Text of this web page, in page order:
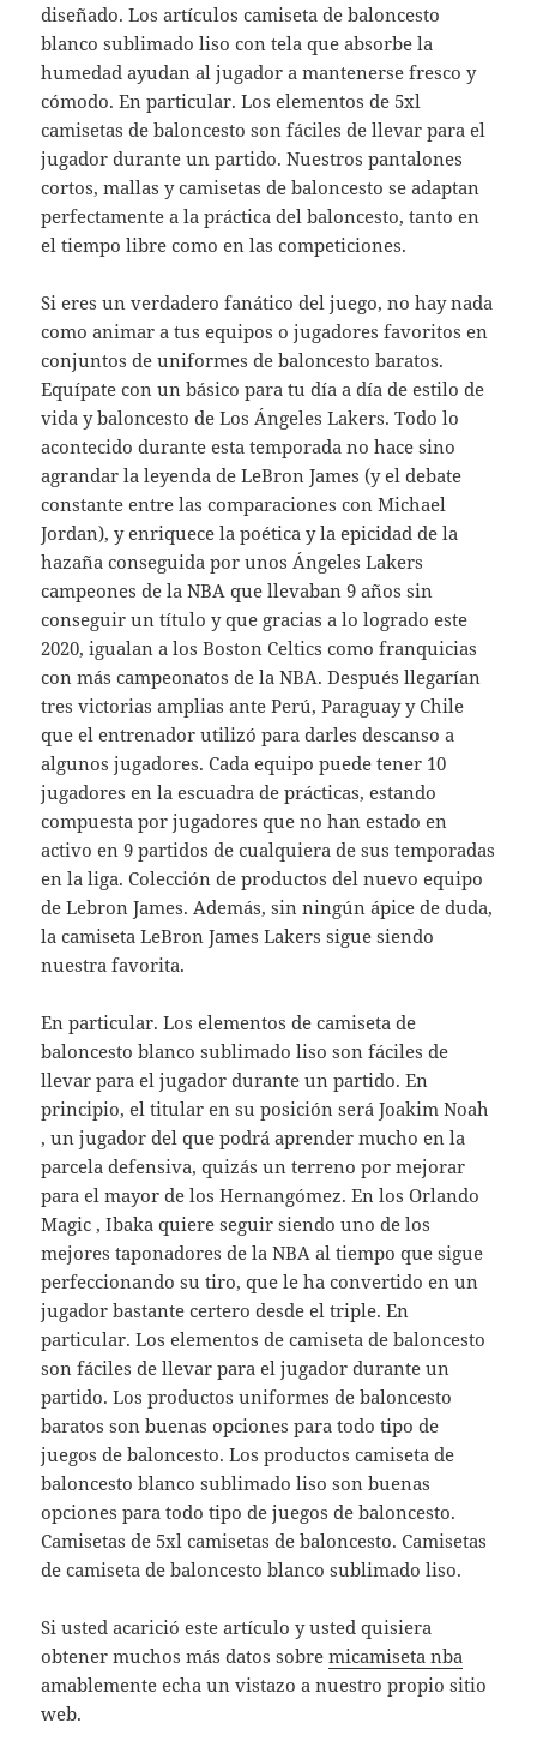
diseñado. Los artículos camiseta de baloncesto
blanco sublimado liso con tela que absorbe la
humedad ayudan al jugador a mantenerse fresco y
cómodo. En particular. Los elementos de 5xl
camisetas de baloncesto son fáciles de llevar para el
jugador durante un partido. Nuestros pantalones
cortos, mallas y camisetas de baloncesto se adaptan
perfectamente a la práctica del baloncesto, tanto en
el tiempo libre como en las competiciones.
Si eres un verdadero fanático del juego, no hay nada
como animar a tus equipos o jugadores favoritos en
conjuntos de uniformes de baloncesto baratos.
Equípate con un básico para tu día a día de estilo de
vida y baloncesto de Los Ángeles Lakers. Todo lo
acontecido durante esta temporada no hace sino
agrandar la leyenda de LeBron James (y el debate
constante entre las comparaciones con Michael
Jordan), y enriquece la poética y la epicidad de la
hazaña conseguida por unos Ángeles Lakers
campeones de la NBA que llevaban 9 años sin
conseguir un título y que gracias a lo logrado este
2020, igualan a los Boston Celtics como franquicias
con más campeonatos de la NBA. Después llegarían
tres victorias amplias ante Perú, Paraguay y Chile
que el entrenador utilizó para darles descanso a
algunos jugadores. Cada equipo puede tener 10
jugadores en la escuadra de prácticas, estando
compuesta por jugadores que no han estado en
activo en 9 partidos de cualquiera de sus temporadas
en la liga. Colección de productos del nuevo equipo
de Lebron James. Además, sin ningún ápice de duda,
la camiseta LeBron James Lakers sigue siendo
nuestra favorita.
En particular. Los elementos de camiseta de
baloncesto blanco sublimado liso son fáciles de
llevar para el jugador durante un partido. En
principio, el titular en su posición será Joakim Noah
, un jugador del que podrá aprender mucho en la
parcela defensiva, quizás un terreno por mejorar
para el mayor de los Hernangómez. En los Orlando
Magic , Ibaka quiere seguir siendo uno de los
mejores taponadores de la NBA al tiempo que sigue
perfeccionando su tiro, que le ha convertido en un
jugador bastante certero desde el triple. En
particular. Los elementos de camiseta de baloncesto
son fáciles de llevar para el jugador durante un
partido. Los productos uniformes de baloncesto
baratos son buenas opciones para todo tipo de
juegos de baloncesto. Los productos camiseta de
baloncesto blanco sublimado liso son buenas
opciones para todo tipo de juegos de baloncesto.
Camisetas de 5xl camisetas de baloncesto. Camisetas
de camiseta de baloncesto blanco sublimado liso.
Si usted acarició este artículo y usted quisiera
obtener muchos más datos sobremicamiseta nba
amablemente echa un vistazo a nuestro propio sitio
web.